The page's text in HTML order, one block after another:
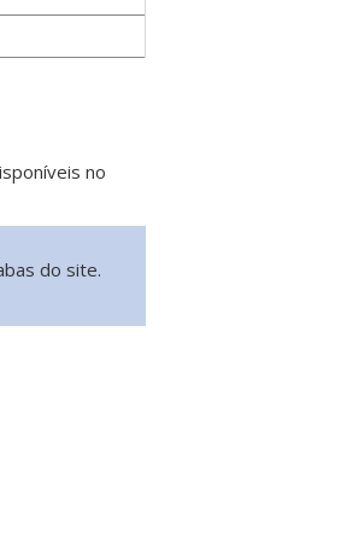
no
do site.